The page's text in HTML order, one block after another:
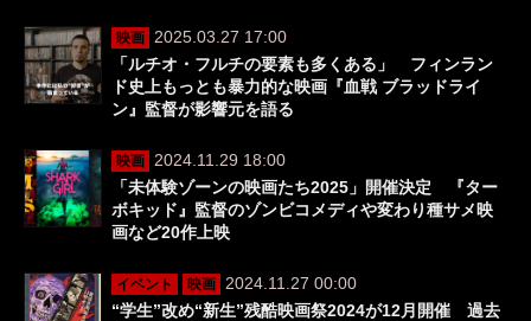
映画
2025.03.27 17:00
「ルチオ・フルチの要素も多くある」 フィンラン
ド史上もっとも暴力的な映画『血戦 ブラッドライ
ン』監督が影響元を語る
映画
2024.11.29 18:00
「未体験ゾーンの映画たち2025」開催決定 『ター
ボキッド』監督のゾンビコメディや変わり種サメ映
画など20作上映
イベント 映画
2024.11.27 00:00
“学生”改め“新生”残酷映画祭2024が12月開催 過去